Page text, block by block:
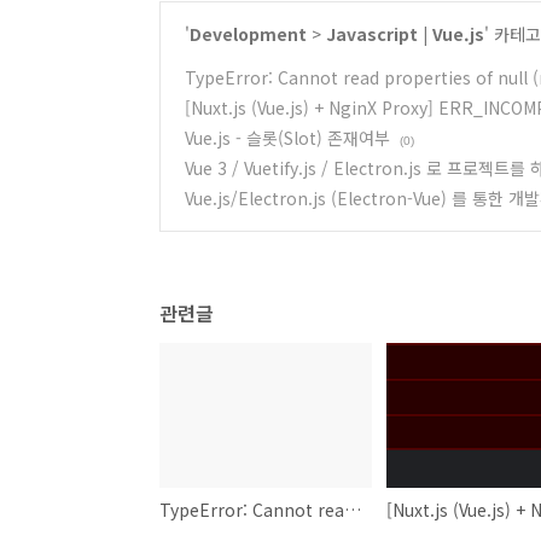
'Development > Javascript | Vue.js' 카테
TypeError: Cannot read properties of null
[Nuxt.js (Vue.js) + NginX Proxy]
Vue.js - 슬롯(Slot) 존재여부
(0)
Vue 3 / Vuetify.js / Electron.js 로 프로젝트를
Vue.js/Electron.js (Electron-Vue) 를 통한 개발
관련글
TypeError: Cannot read properties of null (reading 'parentNode')